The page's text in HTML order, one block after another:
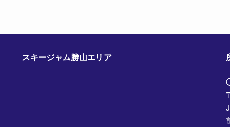
スキージャム勝山エリア